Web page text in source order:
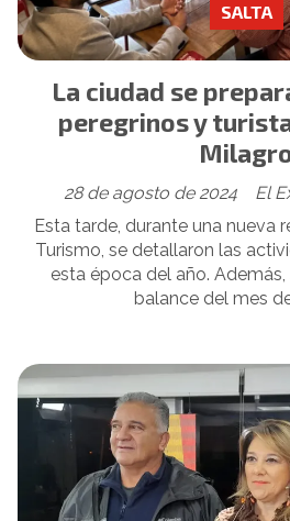
La ciudad se
peregrinos y
El
SALTA
28 de agosto de 2024
Esta tarde, durante una nueva
Turismo, se detallaron las
esta época del año.
balance del mes